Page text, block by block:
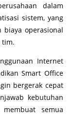
dalam
sistem, yang
operasional
tim.
Internet
Smart Office
bergerak cepat
kebutuhan
semua